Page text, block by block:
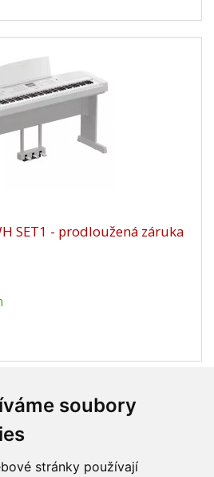
soubory
stránky používají
SET1 - prodloužená záruka
« 1 2 »